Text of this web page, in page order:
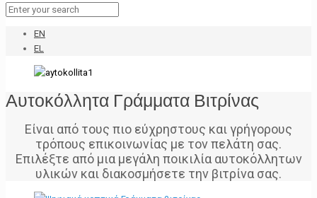
EN
EL
Αυτοκόλλητα Γράμματα Βιτρίνας
Είναι από τους πιο εύχρηστους και γρήγορους
τρόπους επικοινωνίας με τον πελάτη σας.
Επιλέξτε από μια μεγάλη ποικιλία αυτοκόλλητων
υλικών και διακοσμήσετε την βιτρίνα σας.